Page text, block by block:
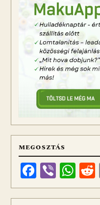
MEGOSZTÁS
Facebook
Viber